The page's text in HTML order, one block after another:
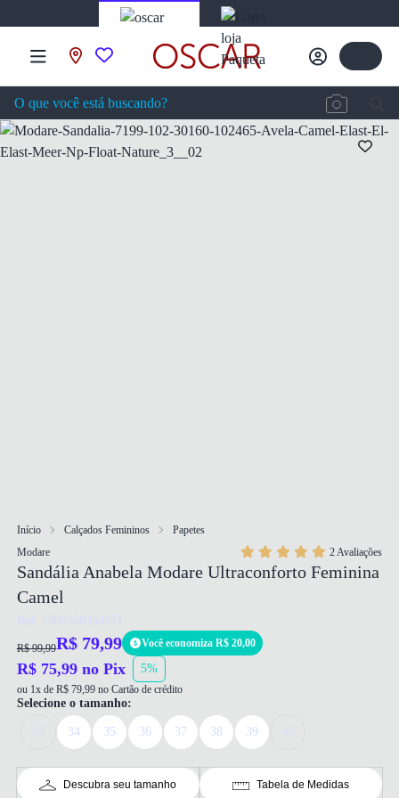
Início Calçados Femininos
Papetes
Modare
2 Avaliações
Sandália Anabela Modare Ultraconforto Feminina
Camel
Ref: 7900350354071
R$ 99,99R$ 79,99 Você economiza R$ 20,00
R$ 75,99 no Pix 5%
ou 1x de R$ 79,99 no Cartão de crédito
Selecione o tamanho:
34 35 36 37 38 39
Descubra seu tamanho Tabela de Medidas